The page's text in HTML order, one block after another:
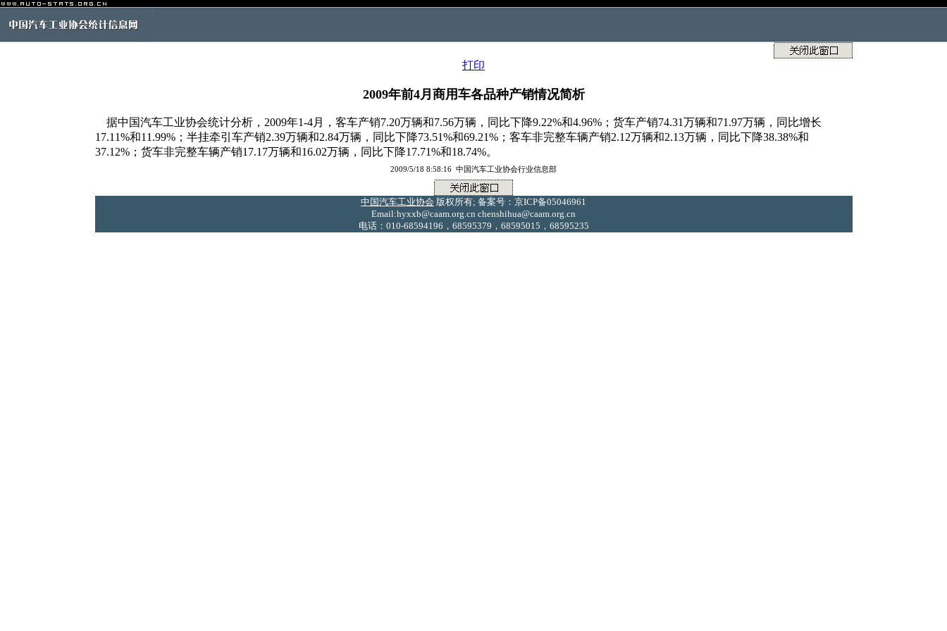
打印
2009年前4月商用车各品种产销情况简析
据中国汽车工业协会统计分析，2009年1-4月，客车产销7.20万辆和7.56万辆，同比下降9.22%和4.96%；货车产销74.31万辆和71.97万辆，同比增长
17.11%和11.99%；半挂牵引车产销2.39万辆和2.84万辆，同比下降73.51%和69.21%；客车非完整车辆产销2.12万辆和2.13万辆，同比下降38.38%和
37.12%；货车非完整车辆产销17.17万辆和16.02万辆，同比下降17.71%和18.74%。
2009/5/18 8:58:16 中国汽车工业协会行业信息部
中国汽车工业协会 版权所有; 备案号：京ICP备05046961
Email:hyxxb@caam.org.cn chenshihua@caam.org.cn
电话：010-68594196，68595379，68595015，68595235